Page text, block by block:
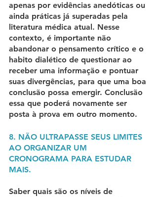
apenas por evidências anedóticas ou
ainda práticas já superadas pela
literatura médica atual. Nesse
contexto, é importante não
abandonar o pensamento crítico e o
habito dialético de questionar ao
receber uma informação e pontuar
suas divergências, para que uma boa
conclusão possa emergir. Conclusão
essa que poderá novamente ser
posta à prova em outro momento.
8. NÃO ULTRAPASSE SEUS LIMITES
AO ORGANIZAR UM
CRONOGRAMA PARA ESTUDAR
MAIS.
Saber quais são os níveis de